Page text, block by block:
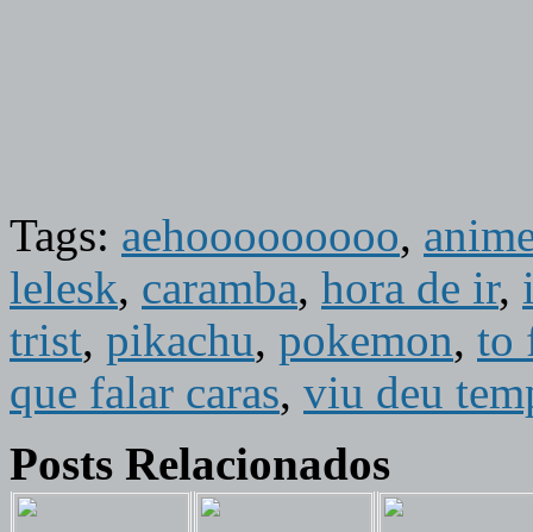
Tags: aehooooooooo,
lelesk, caramba, hora de ir,
trist, pikachu, pokemon, to
que falar caras, viu deu
Posts Relacionados